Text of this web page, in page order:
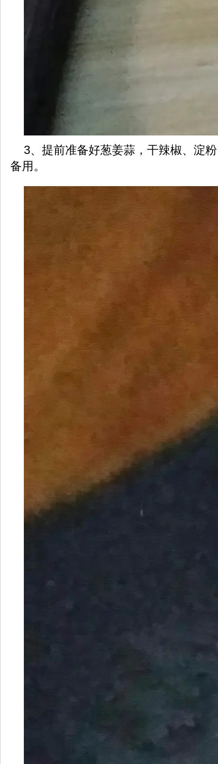
3、提前准备好葱姜蒜，干辣椒、淀
备用。